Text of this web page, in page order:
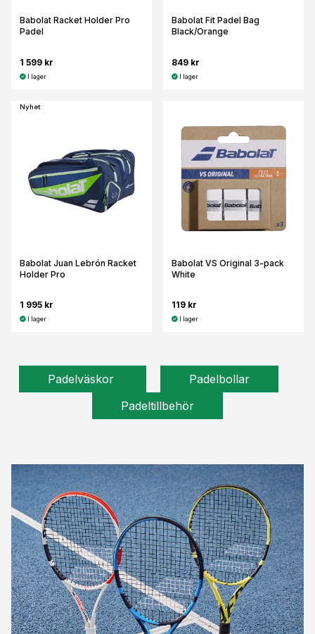
Babolat Racket Holder Pro
Padel
1 599 kr
I lager
Babolat Fit Padel Bag
Black/Orange
849 kr
I lager
Nyhet
Babolat Juan Lebrón Racket
Holder Pro
1 995 kr
I lager
Babolat VS Original 3-pack
White
119 kr
I lager
Padelväskor
Padelbollar
Padeltillbehör